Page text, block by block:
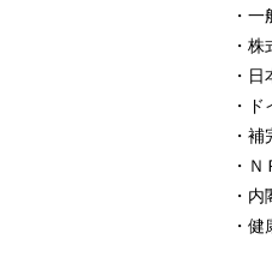
・
・
・
・
・
・
・
・